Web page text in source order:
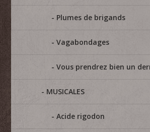
Plumes de brigands
Vagabondages
Vous prendrez bien un
MUSICALES
Acide rigodon